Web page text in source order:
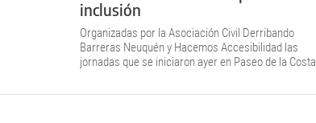
inclusión
Organizadas por la Asociación Civil Derribando
Barreras Neuquén y Hacemos Accesibilidad las
jornadas que se iniciaron ayer en Paseo de la Costa
inclusión de las personas con discapacidad.